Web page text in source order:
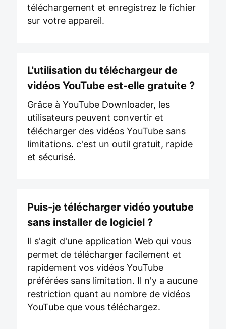
téléchargement et enregistrez le fichier
sur votre appareil.
L'utilisation du téléchargeur de
vidéos YouTube est-elle gratuite ?
Grâce à YouTube Downloader, les
utilisateurs peuvent convertir et
télécharger des vidéos YouTube sans
limitations. c'est un outil gratuit, rapide
et sécurisé.
Puis-je télécharger vidéo youtube
sans installer de logiciel ?
Il s'agit d'une application Web qui vous
permet de télécharger facilement et
rapidement vos vidéos YouTube
préférées sans limitation. Il n'y a aucune
restriction quant au nombre de vidéos
YouTube que vous téléchargez.